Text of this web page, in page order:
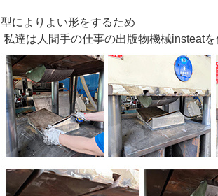
型によりよい形をするため
私達は人間手の仕事の出版物機械insteatを